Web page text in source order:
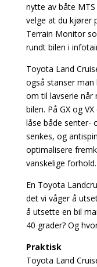
nytte av båte
velge at du kjører
Terrain Monitor
rundt bilen i
Toyota Land
også stanser
om til lavserie når
bilen. På GX og
låse både senter-
senkes, og
optimalisere
vanskelige forhold.
En Toyota
det vi våger å
å utsette en bil
40 grader? Og
Praktisk
Toyota Land